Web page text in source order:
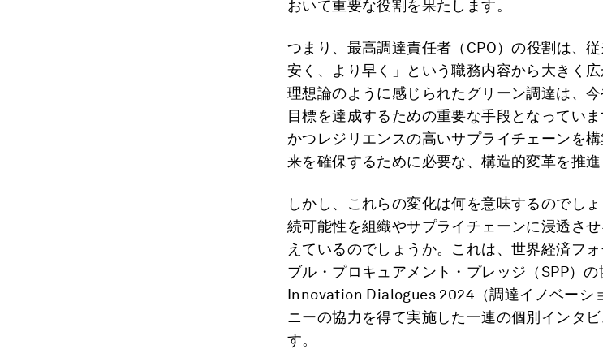
おいて重要な役割を果たします。
つまり、最高調達責任者（CPO）の役割は、
安く、より早く」という職務内容から大きく
理想論のように感じられたグリーン調達は、
目標を達成するための重要な手段となってい
かつレジリエンスの高いサプライチェーンを
来を確保するために必要な、構造的変革を推進
しかし、これらの変化は何を意味するのでし
続可能性を組織やサプライチェーンに浸透さ
えているのでしょうか。これは、世界経済フ
ブル・プロキュアメント・プレッジ（SPP）
Innovation Dialogues 2024（調達イノベーシ
ニーの協力を得て実施した一連の個別インタ
す。